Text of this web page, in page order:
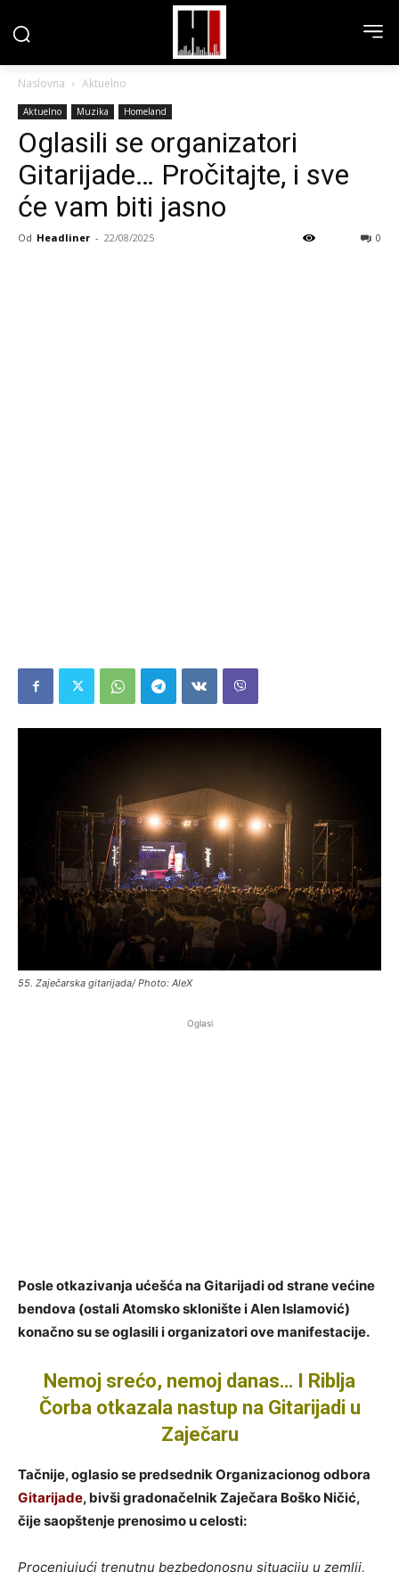
Naslovna Aktuelno
Aktuelno Muzika Homeland
Oglasili se organizatori
Gitarijade… Pročitajte, i sve
će vam biti jasno
Od Headliner - 22/08/2025 0
55. Zaječarska gitarijada/ Photo: AleX
Oglasi
Posle otkazivanja ućešća na Gitarijadi od strane većine
bendova (ostali Atomsko sklonište i Alen Islamović)
konačno su se oglasili i organizatori ove manifestacije.
Nemoj srećo, nemoj danas… I Riblja
Čorba otkazala nastup na Gitarijadi u
Zaječaru
Tačnije, oglasio se predsednik Organizacionog odbora
Gitarijade, bivši gradonačelnik Zaječara Boško Ničić,
čije saopštenje prenosimo u celosti:
Procenjujući trenutnu bezbedonosnu situaciju u zemlji,